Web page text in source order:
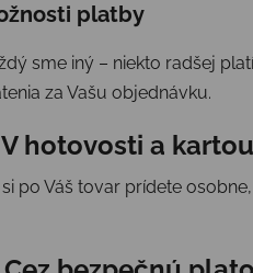
platby
sme iný – niekto radšej
za Vašu objednávku.
V hotovosti a
po Váš tovar prídete